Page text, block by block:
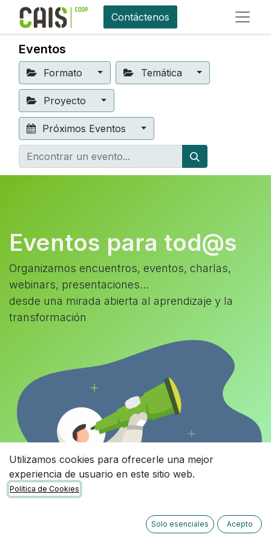
Contáctenos
Eventos
Formato Temática
Proyecto
Próximos Eventos
Eventos para tod@s
Organizamos encuentros, eventos, charlas,
webinars, presentaciones...
desde una mirada abierta al aprendizaje y la
transformación
Utilizamos cookies para ofrecerle una mejor
experiencia de usuario en este sitio web.
Política de Cookies
Solo esenciales Acepto